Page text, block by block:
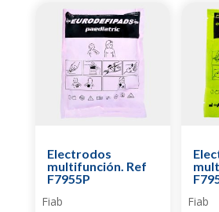
Electrodos
multifunción. Ref
F7955P
Fiab
Fiab